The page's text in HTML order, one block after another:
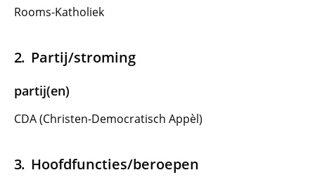
Rooms-Katholiek
Partij/stroming
partij(en)
CDA (Christen-Democratisch Appèl)
Hoofdfuncties/beroepen